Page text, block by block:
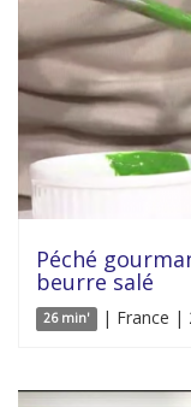
Péché
beurre salé
26 min' | France |